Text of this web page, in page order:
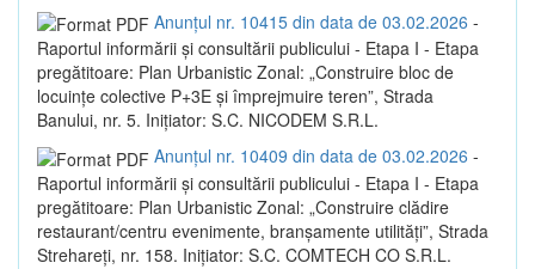
Anunțul nr. 10415 din data de 03.02.2026 -
Raportul informării și consultării publicului - Etapa I - Etapa
pregătitoare: Plan Urbanistic Zonal: „Construire bloc de
locuințe colective P+3E și împrejmuire teren”, Strada
Banului, nr. 5. Inițiator: S.C. NICODEM S.R.L.
Anunțul nr. 10409 din data de 03.02.2026 -
Raportul informării și consultării publicului - Etapa I - Etapa
pregătitoare: Plan Urbanistic Zonal: „Construire clădire
restaurant/centru evenimente, branșamente utilități”, Strada
Strehareți, nr. 158. Inițiator: S.C. COMTECH CO S.R.L.